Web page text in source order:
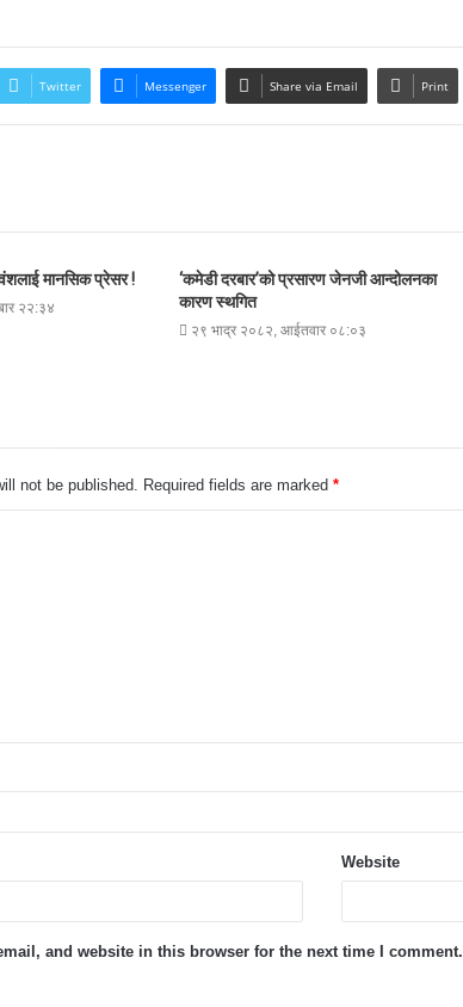
Twitter Messenger Share via Email Print
मानसिक प्रेसर !
२२:३४
‘कमेडी दरबार’को प्रसारण जेनजी आन्दोलनका
कारण स्थगित
२९ भाद्र २०८२, आईतवार ०८:०३
not be published. Required fields are marked *
Website
and website in this browser for the next time I comment.